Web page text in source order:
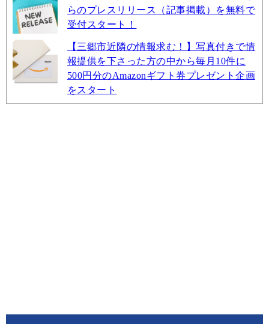
らのプレスリリース（記事掲載）を無料で
受付スタート！
【三郷市近隣の情報求む！】写真付きで情
報提供を下さった方の中から毎月10件に
500円分のAmazonギフト券プレゼント企画
をスタート